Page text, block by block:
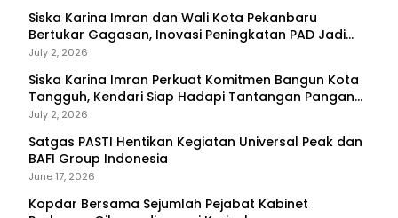
Siska Karina Imran dan Wali Kota Pekanbaru
Bertukar Gagasan, Inovasi Peningkatan PAD Jadi
Fokus Diskusi
July 2, 2026
Siska Karina Imran Perkuat Komitmen Bangun Kota
Tangguh, Kendari Siap Hadapi Tantangan Pangan
dan Bencana
July 2, 2026
Satgas PASTI Hentikan Kegiatan Universal Peak dan
BAFI Group Indonesia
June 17, 2026
Kopdar Bersama Sejumlah Pejabat Kabinet